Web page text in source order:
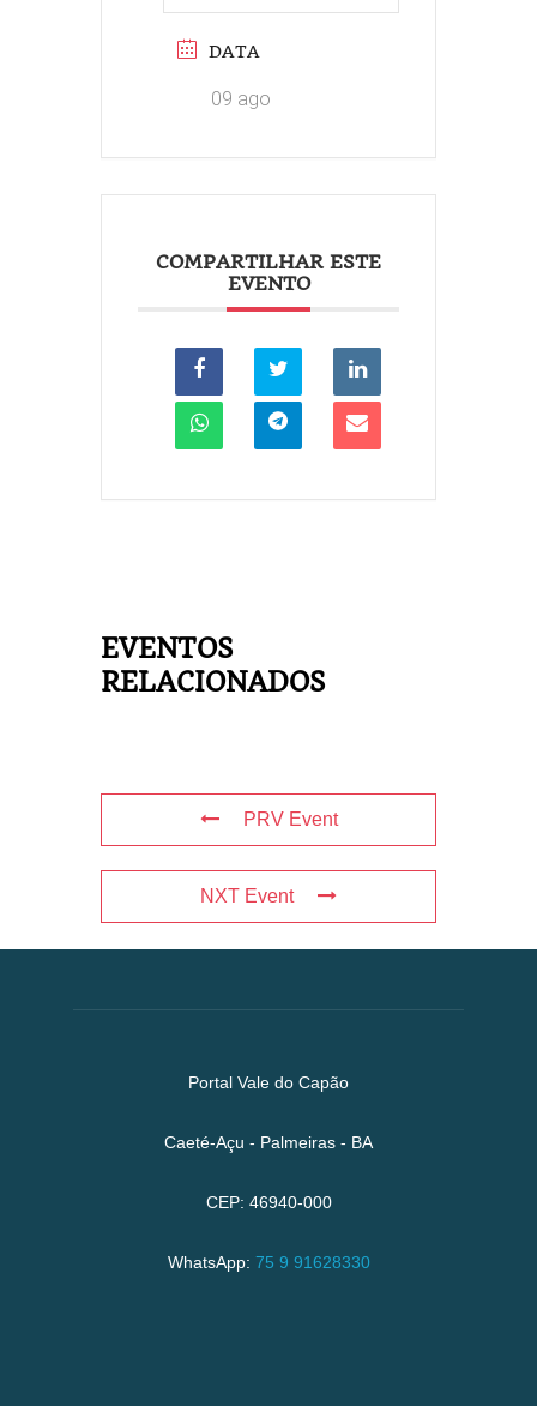
DATA
09 ago
COMPARTILHAR ESTE
EVENTO
EVENTOS
RELACIONADOS
PRV Event
NXT Event
Portal Vale do Capão
Caeté-Açu - Palmeiras - BA
CEP: 46940-000
WhatsApp: 75 9 91628330